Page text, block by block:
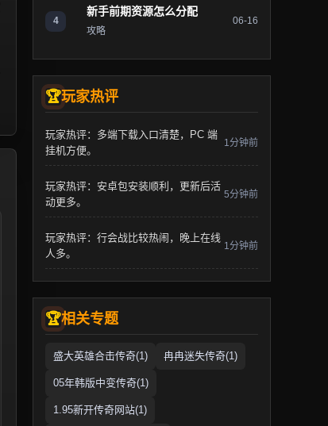
4
新手前期资源怎么分配
攻略
06-16
玩家热评
玩家热评：多端下载入口清楚，PC 端
挂机方便。
1分钟前
玩家热评：安卓包安装顺利，更新后活
动更多。
5分钟前
玩家热评：行会战比较热闹，晚上在线
人多。
1分钟前
相关专题
盛大英雄合击传奇(1) 冉冉迷失传奇(1)
05年韩版中变传奇(1)
1.95新开传奇网站(1)